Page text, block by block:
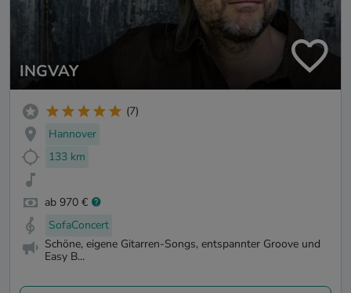
INGVAY
(7)
Hannover
133 km
ab 970 €
SofaConcert
Schöne, eigene Gitarren-Songs, entspannter Groove und
Easy B...